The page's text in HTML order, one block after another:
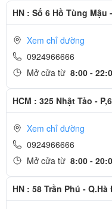
cho gia đình bạn.
Tính năng thông minh
Điểm nổi bật của tủ lạnh
minh. Bạn có thể điều
động, giúp bạn dễ dàng
lạnh mà không cần phải
Tủ lạnh Xiaomi Mijia 2
tư duy bảo vệ môi trường.
lượng, giảm tiêu thụ điện
vào việc bảo vệ môi trường.
HN : Số 6 Hồ Tùng Mậu
Xem chỉ đường
0924966666
Mở cửa từ 8:00 -
HCM : 325 Nhật Tảo -
Xem chỉ đường
0924966666
Mở cửa từ 8:00 -
HN : 58 Trần Phú -